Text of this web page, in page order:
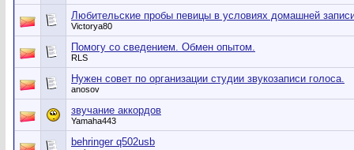
Любительские пробы певицы в условиях домашней
Victorya80
Помогу со сведением. Обмен опытом.
RLS
Нужен совет по организации студии звукозаписи голоса.
anosov
звучание аккордов
Yamaha443
behringer q502usb